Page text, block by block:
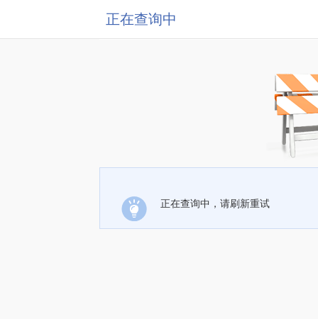
正在查询中
正在查询中，请刷新重试